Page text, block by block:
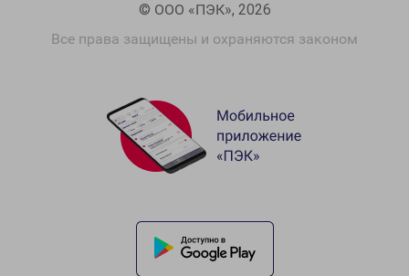
© ООО «ПЭК», 2026
Все права защищены и охраняются законом